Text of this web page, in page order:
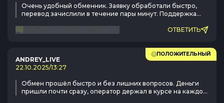
Очень удобный обменник. Заявку обработали быстро,
перевод зачислили в течение пары минут. Поддержка
ОТВЕТИТЬ
ПОЛОЖИТЕЛЬНЫЙ
ANDREY_LIVE
22.10.2025/13:27
Обмен прошёл быстро и без лишних вопросов. Деньги
пришли почти сразу, оператор держал в курсе на каждом